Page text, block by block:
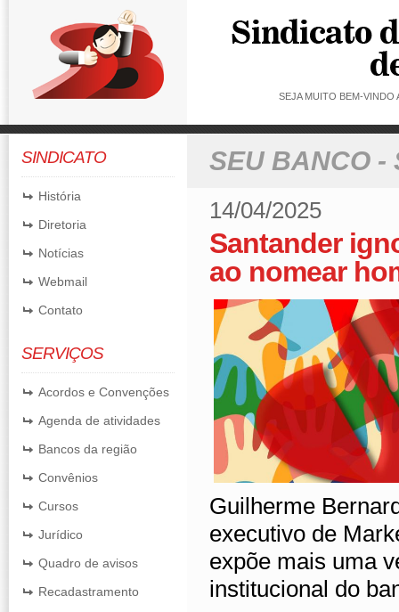
SEJA MUITO BEM-
SINDICATO
História
Diretoria
Notícias
Webmail
Contato
SERVIÇOS
Acordos e Convenções
Agenda de atividades
Bancos da região
Convênios
Cursos
Jurídico
Quadro de avisos
Recadastramento
SEU BANCO -
14/04/2025
Santander
ao nomear
Guilherme
executivo de
expõe mais uma
institucional do